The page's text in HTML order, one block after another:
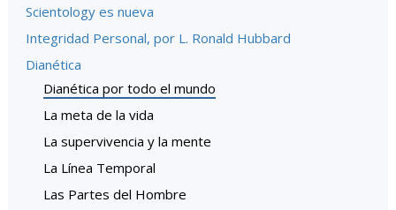
Scientology es nueva
Integridad Personal, por L. Ronald Hubbard
Dianética
Dianética por todo el mundo
La meta de la vida
La supervivencia y la mente
La Línea Temporal
Las Partes del Hombre